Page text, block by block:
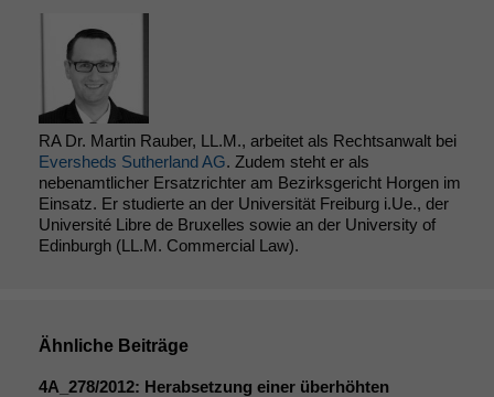
RA Dr. Martin Rauber, LL.M., arbeitet als Rechtsanwalt bei
Eversheds Sutherland AG. Zudem steht er als
nebenamtlicher Ersatzrichter am Bezirksgericht Horgen im
Einsatz. Er studierte an der Universität Freiburg i.Ue., der
Université Libre de Bruxelles sowie an der University of
Edinburgh (LL.M. Commercial Law).
Ähnliche Beiträge
4A_278/2012: Herabsetzung einer überhöhten